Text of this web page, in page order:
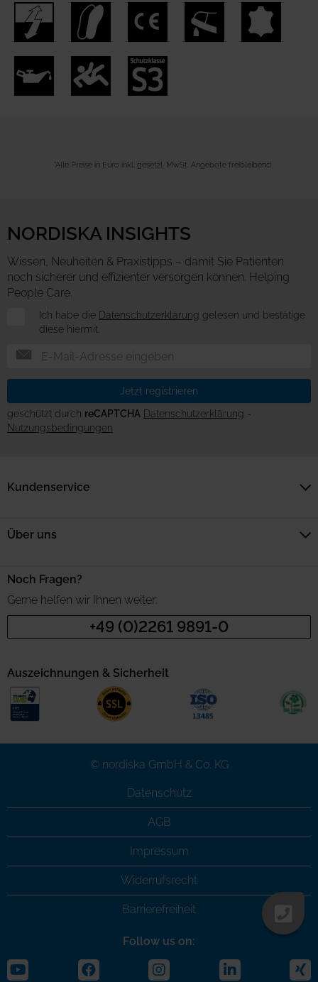
*Alle Preise in Euro inkl. gesetzl. MwSt. Angebote freibleibend
NORDISKA INSIGHTS
Wissen, Neuheiten & Praxistipps – damit Sie Patienten
noch sicherer und effizienter versorgen können. Helping
People Care.
NewsletterIch habe die Datenschutzerklärung gelesen und bestätige
diese hiermit.
Jetzt registrieren
geschützt durch reCAPTCHA Datenschutzerklärung -
Nutzungsbedingungen
Kundenservice
Noch Fragen?
Gerne helfen wir Ihnen weiter:
+49 (0)2261 9891-0
Über uns
Auszeichnungen & Sicherheit
© nordiska GmbH & Co. KG
Datenschutz
AGB
Impressum
Widerrufsrecht
Barrierefreiheit
Follow us on: